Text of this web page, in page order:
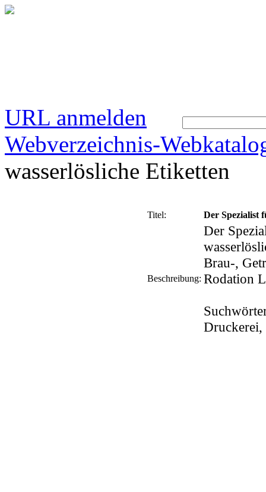
URL anmelden
Webverzeichnis-
wasserlösliche Etiketten
Titel: Der Spezialist
Beschreibung:
Der
Brau-,
Rodation
Druckerei,